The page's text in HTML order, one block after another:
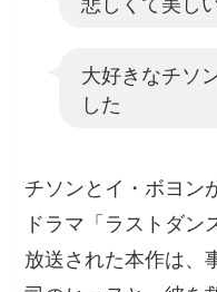
大好きなチソ
した
チソンとイ・ボヨン
ドラマ「ラストダン
放送された本作は、